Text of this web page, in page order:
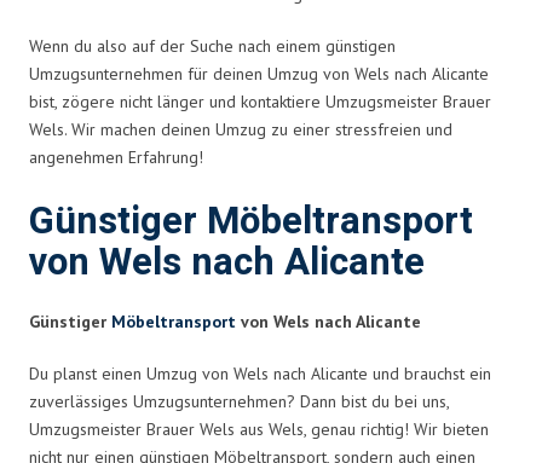
Wenn du also auf der Suche nach einem günstigen
Umzugsunternehmen für deinen Umzug von Wels nach Alicante
bist, zögere nicht länger und kontaktiere Umzugsmeister Brauer
Wels. Wir machen deinen Umzug zu einer stressfreien und
angenehmen Erfahrung!
Günstiger Möbeltransport
von Wels nach Alicante
Günstiger Möbeltransport von Wels nach Alicante
Du planst einen Umzug von Wels nach Alicante und brauchst ein
zuverlässiges Umzugsunternehmen? Dann bist du bei uns,
Umzugsmeister Brauer Wels aus Wels, genau richtig! Wir bieten
nicht nur einen günstigen Möbeltransport, sondern auch einen